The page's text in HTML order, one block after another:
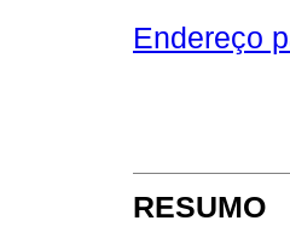
Endereço
RESUMO